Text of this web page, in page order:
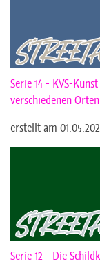
Serie 14 - KVS-
verschiedenen
erstellt am
Serie 12 - Die